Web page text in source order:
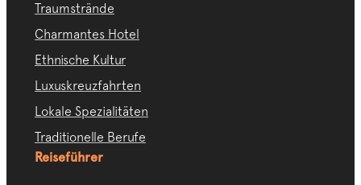
Traumstrände
Charmantes Hotel
Ethnische Kultur
Luxuskreuzfahrten
Lokale Spezialitäten
Traditionelle Berufe
Reiseführer